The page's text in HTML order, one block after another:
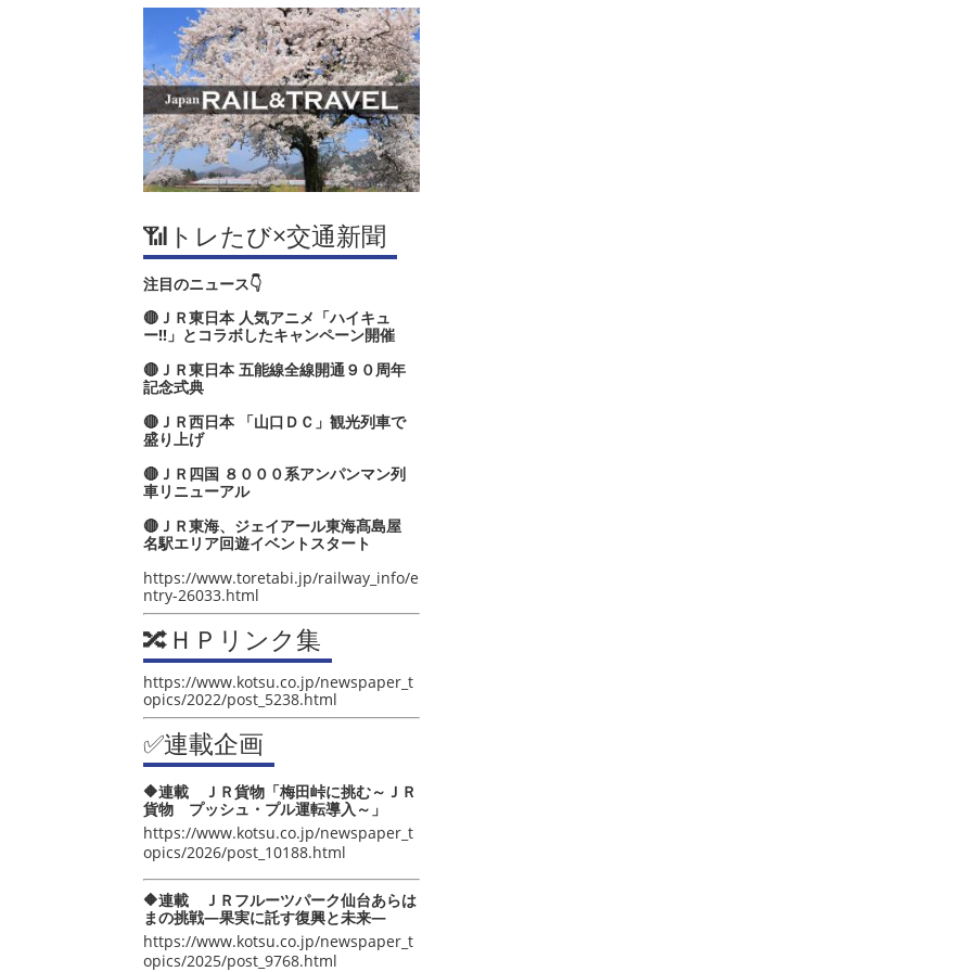
📶トレたび×交通新聞
注目のニュース👇
🔴ＪＲ東日本 人気アニメ「ハイキュ
ー‼」とコラボしたキャンペーン開催
🔴ＪＲ東日本 五能線全線開通９０周年
記念式典
🔴ＪＲ西日本 「山口ＤＣ」観光列車で
盛り上げ
🔴ＪＲ四国 ８０００系アンパンマン列
車リニューアル
🔴ＪＲ東海、ジェイアール東海髙島屋
名駅エリア回遊イベントスタート
https://www.toretabi.jp/railway_info/e
ntry-26033.html
🔀ＨＰリンク集
https://www.kotsu.co.jp/newspaper_t
opics/2022/post_5238.html
✅連載企画
🔶連載 ＪＲ貨物「梅田峠に挑む～ＪＲ
貨物 プッシュ・プル運転導入～」
https://www.kotsu.co.jp/newspaper_t
opics/2026/post_10188.html
🔶連載 ＪＲフルーツパーク仙台あらは
まの挑戦―果実に託す復興と未来―
https://www.kotsu.co.jp/newspaper_t
opics/2025/post_9768.html